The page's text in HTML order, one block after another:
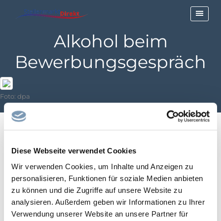
Diese Webseite verwendet Cookies
Wir verwenden Cookies, um Inhalte und Anzeigen zu
personalisieren, Funktionen für soziale Medien anbieten
zu können und die Zugriffe auf unsere Website zu
analysieren. Außerdem geben wir Informationen zu Ihrer
Verwendung unserer Website an unsere Partner für
Alkohol beim
Bewerbungsgespräch
Foto: dpa
Empfänger von Sozialleistungen wie der neuen
bekommen, wenn sie ungepflegt oder unter Alkohol zum
Vorstellungsgespräch erscheinen. Das geht aus einer
aktualisierten Weisung der Bundesagentur für Arbeit an die
Jobcenter hervor. Zuerst hatte die «Bild»-Zeitung berichtet.